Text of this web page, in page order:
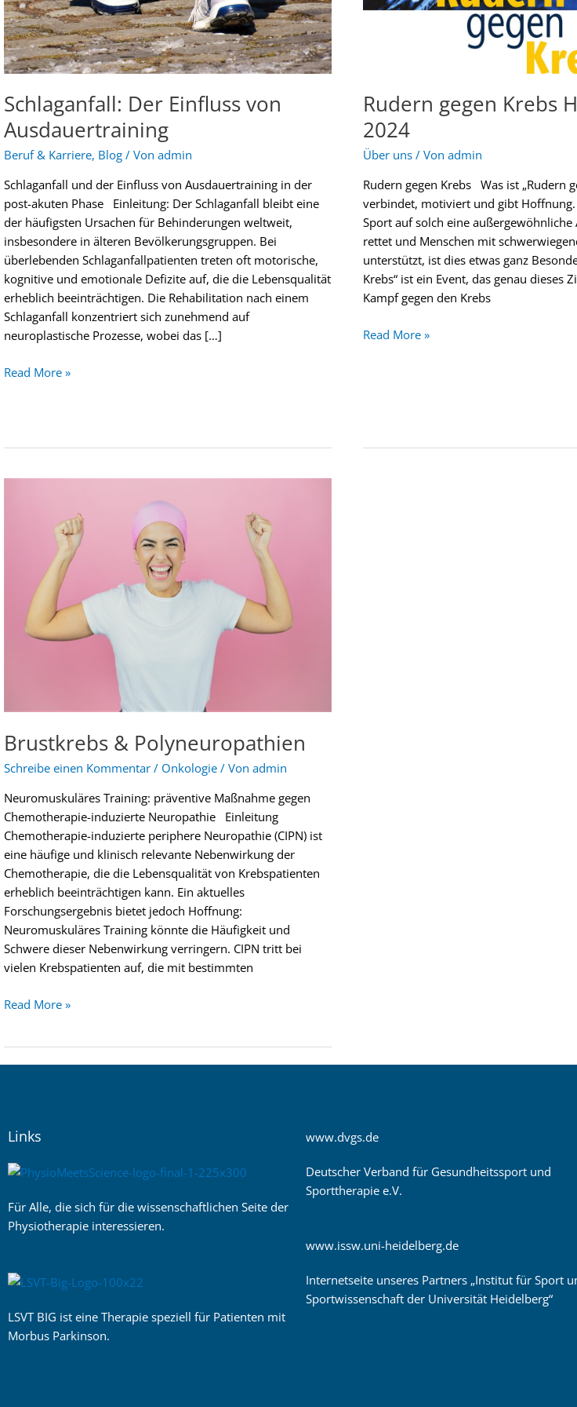
Schlaganfall: Der Einfluss von
Ausdauertraining
Beruf & Karriere, Blog / Von admin
Schlaganfall und der Einfluss von Ausdauertraining in der
post-akuten Phase Einleitung: Der Schlaganfall bleibt eine
der häufigsten Ursachen für Behinderungen weltweit,
insbesondere in älteren Bevölkerungsgruppen. Bei
überlebenden Schlaganfallpatienten treten oft motorische,
kognitive und emotionale Defizite auf, die die Lebensqualität
erheblich beeinträchtigen. Die Rehabilitation nach einem
Schlaganfall konzentriert sich zunehmend auf
neuroplastische Prozesse, wobei das […]
Read More »
Rudern gegen Krebs
2024
Über uns / Von admin
Rudern gegen Krebs Was ist „Rudern
verbindet, motiviert und gibt
Sport auf solch eine außergewöhnliche
rettet und Menschen mit
unterstützt, ist dies etwas ganz
Krebs“ ist ein Event, das genau dieses
Kampf gegen den Krebs
Read More »
Brustkrebs & Polyneuropathien
Schreibe einen Kommentar / Onkologie / Von admin
Neuromuskuläres Training: präventive Maßnahme gegen
Chemotherapie-induzierte Neuropathie Einleitung
Chemotherapie-induzierte periphere Neuropathie (CIPN) ist
eine häufige und klinisch relevante Nebenwirkung der
Chemotherapie, die die Lebensqualität von Krebspatienten
erheblich beeinträchtigen kann. Ein aktuelles
Forschungsergebnis bietet jedoch Hoffnung:
Neuromuskuläres Training könnte die Häufigkeit und
Schwere dieser Nebenwirkung verringern. CIPN tritt bei
vielen Krebspatienten auf, die mit bestimmten
Polyneuropathien
Read More »
Links
Für Alle, die sich für die wissenschaftlichen Seite der
Physiotherapie interessieren.
LSVT BIG ist eine Therapie speziell für Patienten mit
Morbus Parkinson.
www.dvgs.de
Deutscher Verband für Gesundheitssport und
Sporttherapie e.V.
www.issw.uni-heidelberg.de
Internetseite unseres Partners „Institut für Sport
Sportwissenschaft der Universität Heidelberg“